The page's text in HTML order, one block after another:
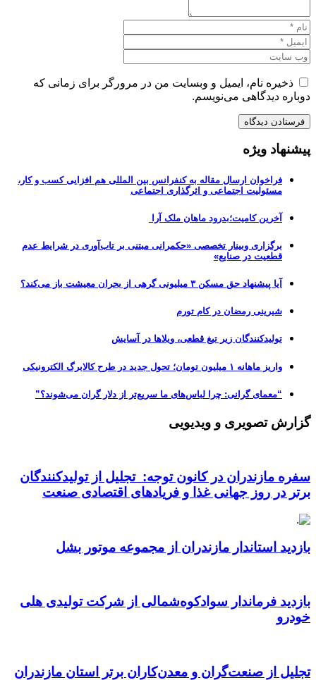
ذخیره نام، ایمیل و وبسایت من در مرورگر برای زمانی که
دوباره دیدگاهی می‌نویسم.
پیشنهاد ویژه
فراخوان ارسال مقاله به کنفرانس بین المللی هم افزایی کسب و کار،
مسئولیت اجتماعی و اثرگذاری اجتماعی
آخرین کامیت؛بدرود ماهان ملک آرا
برگزاری وبینار تخصصی «حکمرانی مبتنی بر تاب‌آوری در شرایط عدم
قطعیت در صنایع»
آیا پیشنهاد حق مسکن ۳ میلیونی گرهی از بحران معیشت باز می‌کند؟
شیرینی رمضان در کام تورم
تولیدکنندگان زیر تیغ قطعی، ویلاها در آسایش
واریز ماهانه ۱ میلیون تومان؛ تحول جدید در طرح کالابرگ الکترونیکی
“معمای گرانی: چرا لباس‌های ما سریع‌تر از دلار گران می‌شوند؟”
گزارش تصویری و ویدیویی
سفره مازندران در کانون توجه: تجلیل از تولیدکنندگان
برتر در روز جهانی غذا و فریادهای اقتصادی صنعت
بازدید استاندار مازندران از مجموعه موتور بشل
بازدید فرماندار سوادکوه‌شمالی از شرکت تولیدی هلی
خودرو
تجلیل از صنعت‌گران و معدن‌کاران برتر استان مازندران